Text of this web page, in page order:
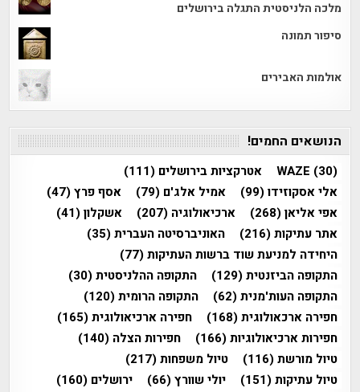
מלכה הלניסטית התגלה בירושלים
סיפור תמונה
אולמות האבירים
הנושאים החמים!
WAZE (30) אטרקציות בירושלים (111)
אלי אסקוזידו(99) אמיל אלג'ם (79) אסף פרץ(47)
אפי אליאן(268) ארכיאולוגיה (207) אשקלון(41)
אתר עתיקות(216) האוניברסיטה העברית(35)
היחידה למניעת שוד ברשות העתיקות(77)
התקופה הביזנטית(129) התקופה ההלניסטית(30)
התקופה העות'מנית(62) התקופה הרומית(120)
חפירה ארכאולוגית(168) חפירה ארכיאולוגית(165)
חפירות ארכיאולוגיות(166) חפירות הצלה (140)
טיול מורשת(116) טיול משפחות(217)
טיול עתיקות(151) יולי שוורץ(66) ירושלים (160)